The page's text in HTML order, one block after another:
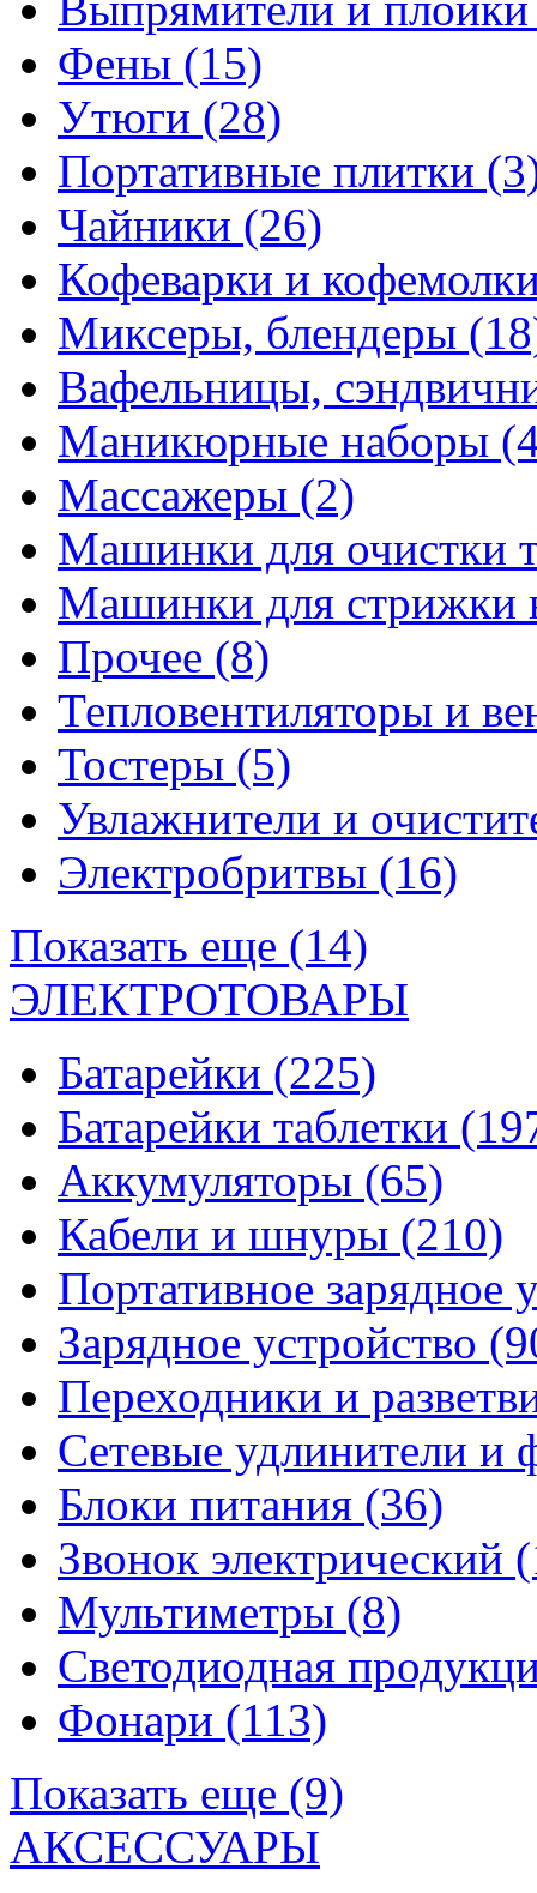
Фены (15)
Утюги (28)
Портативные плитки
Чайники (26)
Кофеварки и
Миксеры, блендеры
Вафельницы,
Маникюрные наборы
Массажеры (2)
Машинки для очистки
Машинки для стрижки
Прочее (8)
Тепловентиляторы и
Тостеры (5)
Увлажнители и
Электробритвы (16)
Показать еще (14)
ЭЛЕКТРОТОВАРЫ
Батарейки (225)
Батарейки таблетки
Аккумуляторы (65)
Кабели и шнуры (210)
Портативное зарядное
Зарядное устройство
Переходники и
Сетевые удлинители и
Блоки питания (36)
Звонок электрический
Мультиметры (8)
Светодиодная
Фонари (113)
Показать еще (9)
АКСЕССУАРЫ